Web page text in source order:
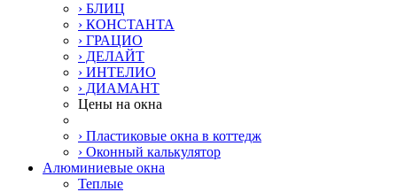
› БЛИЦ
› КОНСТАНТА
› ГРАЦИО
› ДЕЛАЙТ
› ИНТЕЛИО
› ДИАМАНТ
Цены на окна
› Пластиковые окна в коттедж
› Оконный калькулятор
Алюминиевые окна
Теплые